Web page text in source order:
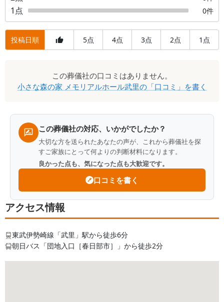
1 点 0件
投稿日順 5点 4点 3点 2点 1 点
この葬儀社の口コミはありません。
小さな森の家 メモリアルホール武里の「口コミ」を書く
この葬儀社の対応、いかがでしたか？
大切な方を送られたあなたの声が、これから葬儀社を探
すご家族にとって何よりの判断材料になります。
良かった点も、気になった点も大歓迎です。
口コミを書く
アクセス情報
東武伊勢崎線「武里」駅から徒歩6分
朝日バス「団地入口［春日部市］」から徒歩2分